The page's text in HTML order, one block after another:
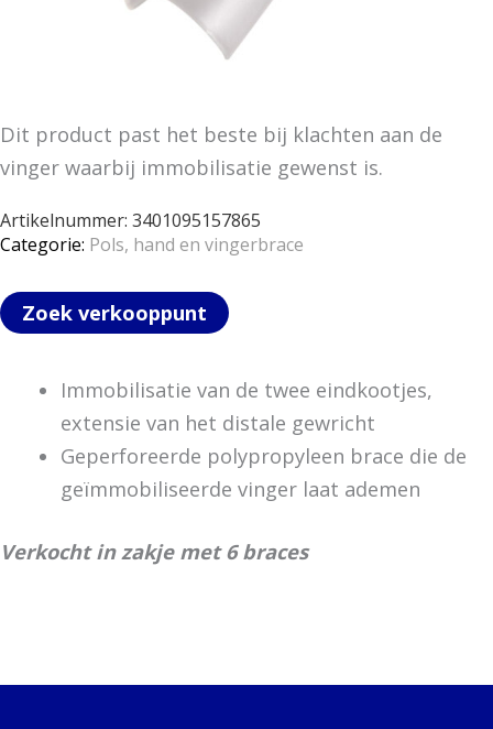
Dit product past het beste bij klachten aan de
vinger waarbij immobilisatie gewenst is.
Artikelnummer: 3401095157865
Categorie: Pols, hand en vingerbrace
Zoek verkooppunt
Immobilisatie van de twee eindkootjes,
extensie van het distale gewricht
Geperforeerde polypropyleen brace die de
geïmmobiliseerde vinger laat ademen
Verkocht in zakje met 6 braces